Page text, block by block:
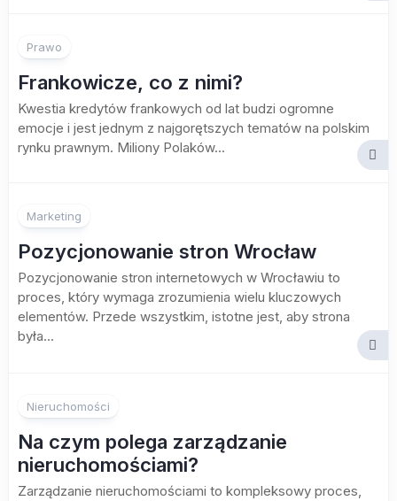
Prawo
Frankowicze, co z nimi?
Kwestia kredytów frankowych od lat budzi ogromne
emocje i jest jednym z najgorętszych tematów na polskim
rynku prawnym. Miliony Polaków...
Marketing
Pozycjonowanie stron Wrocław
Pozycjonowanie stron internetowych w Wrocławiu to
proces, który wymaga zrozumienia wielu kluczowych
elementów. Przede wszystkim, istotne jest, aby strona
była...
Nieruchomości
Na czym polega zarządzanie
nieruchomościami?
Zarządzanie nieruchomościami to kompleksowy proces,